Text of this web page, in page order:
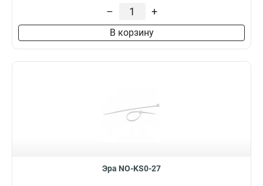
– +
В корзину
Эра NO-KS0-27